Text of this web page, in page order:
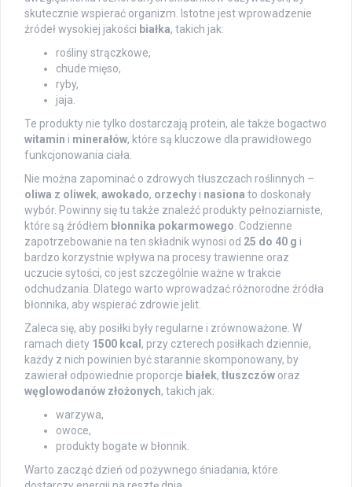
skutecznie wspierać organizm. Istotne jest wprowadzenie
źródeł wysokiej jakości białka, takich jak:
rośliny strączkowe,
chude mięso,
ryby,
jaja.
Te produkty nie tylko dostarczają protein, ale także bogactwo
witamin i minerałów, które są kluczowe dla prawidłowego
funkcjonowania ciała.
Nie można zapominać o zdrowych tłuszczach roślinnych –
oliwa z oliwek, awokado, orzechy i nasiona to doskonały
wybór. Powinny się tu także znaleźć produkty pełnoziarniste,
które są źródłem błonnika pokarmowego. Codzienne
zapotrzebowanie na ten składnik wynosi od 25 do 40 g i
bardzo korzystnie wpływa na procesy trawienne oraz
uczucie sytości, co jest szczególnie ważne w trakcie
odchudzania. Dlatego warto wprowadzać różnorodne źródła
błonnika, aby wspierać zdrowie jelit.
Zaleca się, aby posiłki były regularne i zrównoważone. W
ramach diety 1500 kcal , przy czterech posiłkach dziennie,
każdy z nich powinien być starannie skomponowany, by
zawierał odpowiednie proporcje białek, tłuszczów oraz
węglowodanów złożonych, takich jak:
warzywa,
owoce,
produkty bogate w błonnik.
Warto zacząć dzień od pożywnego śniadania, które